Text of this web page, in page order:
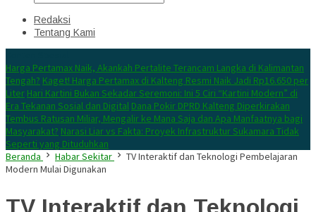
Redaksi
Tentang Kami
Harga Pertamax Naik, Akankah Pertalite Terancam Langka di Kalimantan
Tengah? Kaget! Harga Pertamax di Kalteng Resmi Naik Jadi Rp16.650 per
Liter Hari Kartini Bukan Sekadar Seremoni: Ini 5 Ciri “Kartini Modern” di
Era Tekanan Sosial dan Digital Dana Pokir DPRD Kalteng Diperkirakan
Tembus Ratusan Miliar, Mengalir ke Mana Saja dan Apa Manfaatnya bagi
Masyarakat? Narasi Liar vs Fakta: Proyek Infrastruktur Sukamara Tidak
Seperti yang Dituduhkan
Beranda
Habar Sekitar
TV Interaktif dan Teknologi Pembelajaran
Modern Mulai Digunakan
TV Interaktif dan Teknologi